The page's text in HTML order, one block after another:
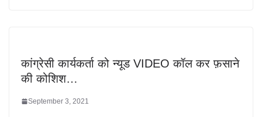
कांग्रेसी कार्यकर्ता को न्यूड VIDEO कॉल कर फ़साने
की कोशिश…
September 3, 2021